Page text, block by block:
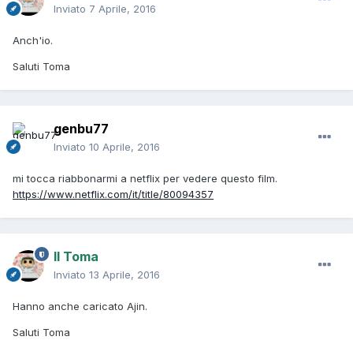
Inviato 7 Aprile, 2016
Anch'io.
Saluti Toma
genbu77
Inviato 10 Aprile, 2016
mi tocca riabbonarmi a netflix per vedere questo film.
https://www.netflix.com/it/title/80094357
Il Toma
Inviato 13 Aprile, 2016
Hanno anche caricato Ajin.
Saluti Toma